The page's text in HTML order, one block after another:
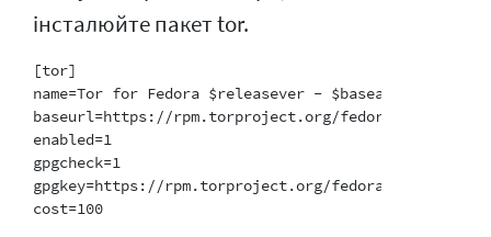
інсталюйте пакет tor.
[tor]
name=Tor for Fedora $releasever - $basearch
baseurl=https://rpm.torproject.org/fedora/
enabled=1
gpgcheck=1
gpgkey=https://rpm.torproject.org/fedora/